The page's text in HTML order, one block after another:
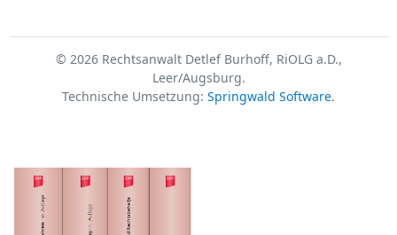
© 2026 Rechtsanwalt Detlef Burhoff, RiOLG a.D.,
Leer/Augsburg.
Technische Umsetzung: Springwald Software.